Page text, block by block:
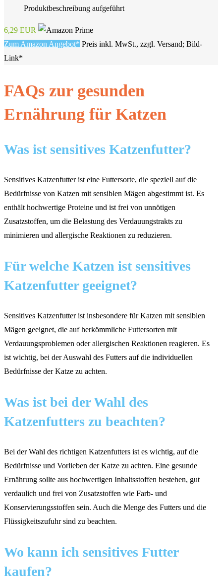
Produktbeschreibung aufgeführt
6,29 EUR
Zum Amazon Angebot* Preis inkl. MwSt., zzgl. Versand; Bild-
Link*
FAQs zur gesunden
Ernährung für Katzen
Was ist sensitives Katzenfutter?
Sensitives Katzenfutter ist eine Futtersorte, die speziell auf die
Bedürfnisse von Katzen mit sensiblen Mägen abgestimmt ist. Es
enthält hochwertige Proteine und ist frei von unnötigen
Zusatzstoffen, um die Belastung des Verdauungstrakts zu
minimieren und allergische Reaktionen zu reduzieren.
Für welche Katzen ist sensitives
Katzenfutter geeignet?
Sensitives Katzenfutter ist insbesondere für Katzen mit sensiblen
Mägen geeignet, die auf herkömmliche Futtersorten mit
Verdauungsproblemen oder allergischen Reaktionen reagieren. Es
ist wichtig, bei der Auswahl des Futters auf die individuellen
Bedürfnisse der Katze zu achten.
Was ist bei der Wahl des
Katzenfutters zu beachten?
Bei der Wahl des richtigen Katzenfutters ist es wichtig, auf die
Bedürfnisse und Vorlieben der Katze zu achten. Eine gesunde
Ernährung sollte aus hochwertigen Inhaltsstoffen bestehen, gut
verdaulich und frei von Zusatzstoffen wie Farb- und
Konservierungsstoffen sein. Auch die Menge des Futters und die
Flüssigkeitszufuhr sind zu beachten.
Wo kann ich sensitives Futter
kaufen?